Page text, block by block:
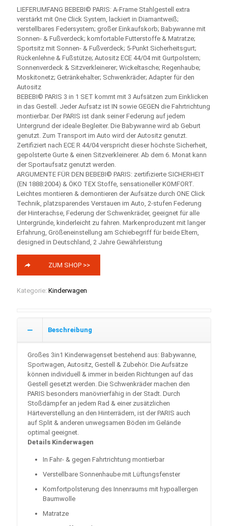
LIEFERUMFANG BEBEBI© PARIS: A-Frame Stahlgestell extra
verstärkt mit One Click System, lackiert in Diamantweiß;
verstellbares Federsystem; großer Einkaufskorb; Babywanne mit
Sonnen- & Fußverdeck; komfortable Futterstoffe & Matratze;
Sportsitz mit Sonnen- & Fußverdeck; 5-Punkt Sicherheitsgurt;
Rückenlehne & Fußstütze; Autositz ECE 44/04 mit Gurtpolstern;
Sonnenverdeck & Sitzverkleinerer; Wickeltasche; Regenhaube;
Moskitonetz; Getränkehalter; Schwenkräder; Adapter für den
Autositz
BEBEBI© PARIS 3 in 1 SET kommt mit 3 Aufsätzen zum Einklicken
in das Gestell. Jeder Aufsatz ist IN sowie GEGEN die Fahrtrichtung
montierbar. Der PARIS ist dank seiner Federung auf jedem
Untergrund der ideale Begleiter. Die Babywanne wird ab Geburt
genutzt. Zum Transport im Auto wird der Autositz genutzt.
Zertifiziert nach ECE R 44/04 verspricht dieser höchste Sicherheit,
gepolsterte Gurte & einen Sitzverkleinerer. Ab dem 6. Monat kann
der Sportaufsatz genutzt werden.
ARGUMENTE FÜR DEN BEBEBI© PARIS: zertifizierte SICHERHEIT
(EN 1888:2004) & ÖKO TEX Stoffe, sensationeller KOMFORT.
Leichtes montieren & demontieren der Aufsätze durch ONE Click
Technik, platzsparendes Verstauen im Auto, 2-stufen Federung
der Hinterachse, Federung der Schwenkräder, geeignet für alle
Untergründe, kinderleicht zu fahren. Markenproduzent mit langer
Erfahrung, Größeneinstellung am Schiebegriff für beide Eltern,
designed in Deutschland, 2 Jahre Gewährleistung
ZUM SHOP >>
Kategorie: Kinderwagen
Beschreibung
Großes 3in1 Kinderwagenset bestehend aus: Babywanne,
Sportwagen, Autositz, Gestell & Zubehör. Die Aufsätze
können individuell & immer in beiden Richtungen auf das
Gestell gesetzt werden. Die Schwenkräder machen den
PARIS besonders manövrierfähig in der Stadt. Durch
Stoßdämpfer an jedem Rad & einer zusätzlichen
Härteverstellung an den Hinterrädern, ist der PARIS auch
auf Split & anderen unwegsamen Böden im Gelände
optimal geeignet.
Details Kinderwagen
In Fahr- & gegen Fahrtrichtung montierbar
Verstellbare Sonnenhaube mit Lüftungsfenster
Komfortpolsterung des Innenraums mit hypoallergen
Baumwolle
Matratze